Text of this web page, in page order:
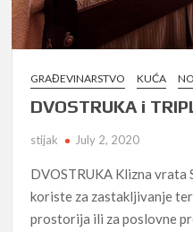
GRAĐEVINARSTVO KUĆA
DVOSTRUKA i
stijak July 2, 2020
DVOSTRUKA Klizna vrata
koriste za zastakljivanje
prostorija ili za poslovne